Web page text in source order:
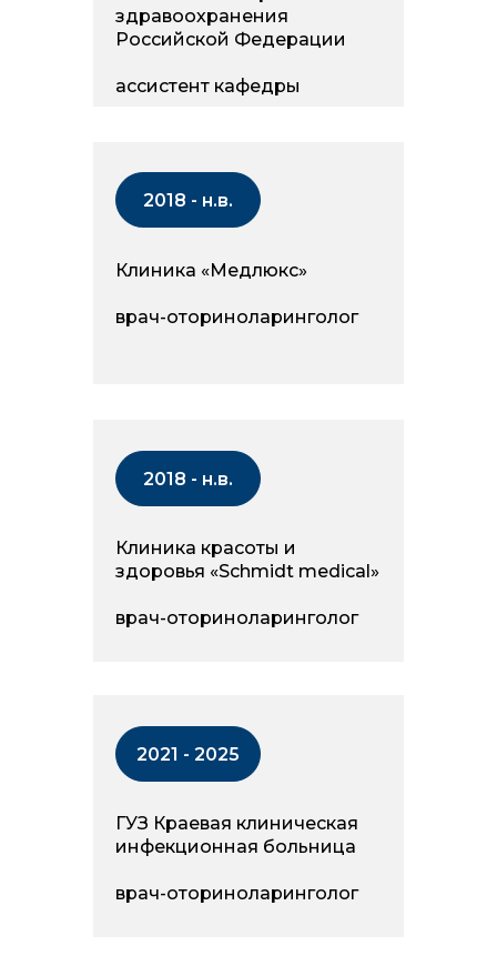
здравоохранения
Российской Федерации
ассистент кафедры
Клиника «Медлюкс»
врач-оториноларинголог
2018 - н.в.
Клиника красоты и
здоровья «Schmidt medical»
врач-оториноларинголог
2018 - н.в.
ГУЗ Краевая клиническая
инфекционная больница
врач-оториноларинголог
2021 - 2025